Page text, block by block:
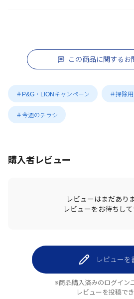
この商品に関するお
＃P&G・LIONキャンペーン ＃掃除
＃今週のチラシ
購入者レビュー
レビューはまだあり
レビューをお待ちして
レビューを
※商品購入済みのログイン
レビューを投稿で